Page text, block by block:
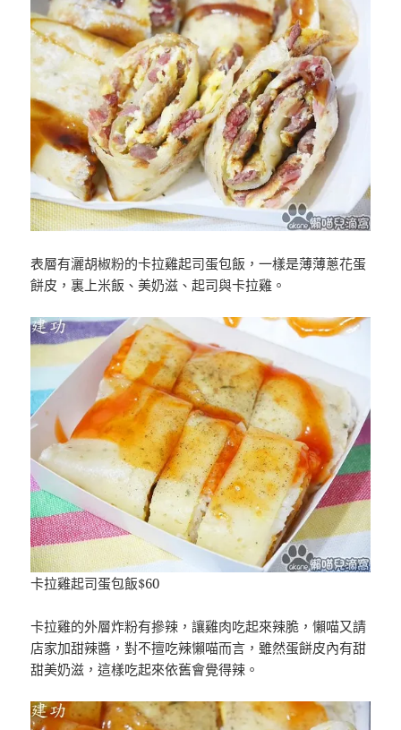
表層有灑胡椒粉的卡拉雞起司蛋包飯，一樣是薄薄蔥花蛋
餅皮，裏上米飯、美奶滋、起司與卡拉雞。
卡拉雞起司蛋包飯$60
卡拉雞的外層炸粉有摻辣，讓雞肉吃起來辣脆，懶喵又請
店家加甜辣醬，對不擅吃辣懶喵而言，雖然蛋餅皮內有甜
甜美奶滋，這樣吃起來依舊會覺得辣。